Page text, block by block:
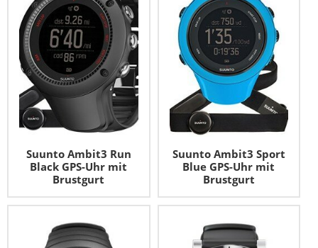
Suunto Ambit3 Run
Black GPS-Uhr mit
Brustgurt
Suunto Ambit3 Sport
Blue GPS-Uhr mit
Brustgurt